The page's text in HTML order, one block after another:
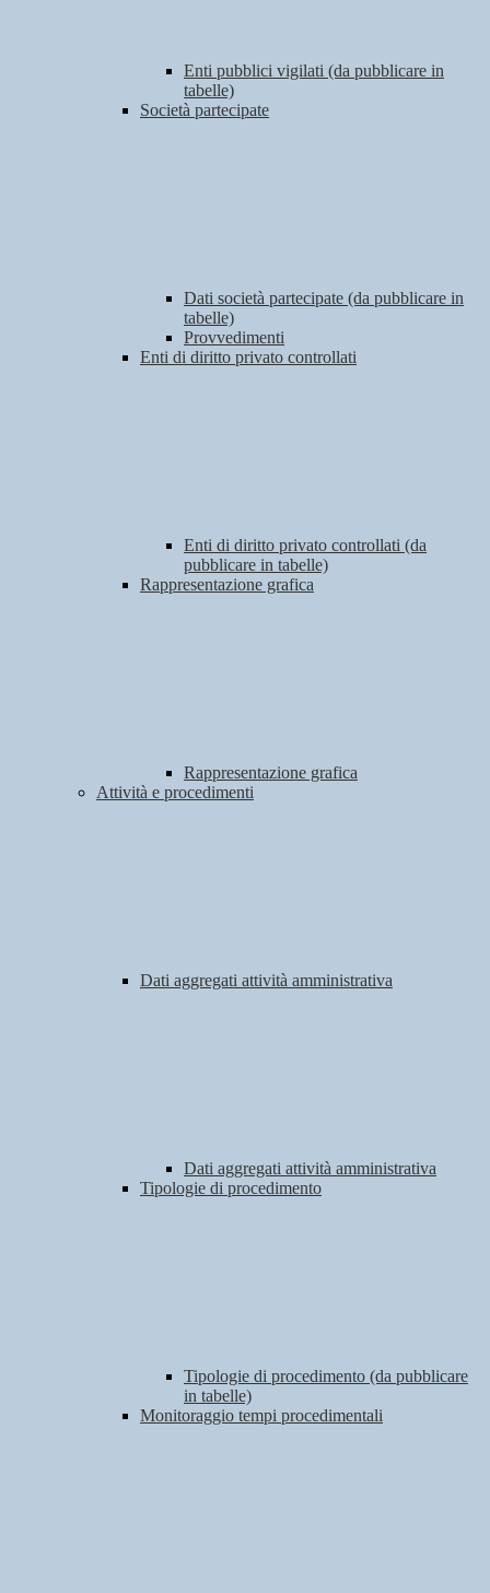
Enti pubblici vigilati (da pubblicare in
tabelle)
Società partecipate
Dati società partecipate (da pubblicare in
tabelle)
Provvedimenti
Enti di diritto privato controllati
Enti di diritto privato controllati (da
pubblicare in tabelle)
Rappresentazione grafica
Rappresentazione grafica
Attività e procedimenti
Dati aggregati attività amministrativa
Dati aggregati attività amministrativa
Tipologie di procedimento
Tipologie di procedimento (da pubblicare
in tabelle)
Monitoraggio tempi procedimentali